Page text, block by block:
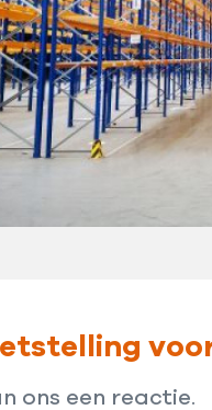
ons een reactie.